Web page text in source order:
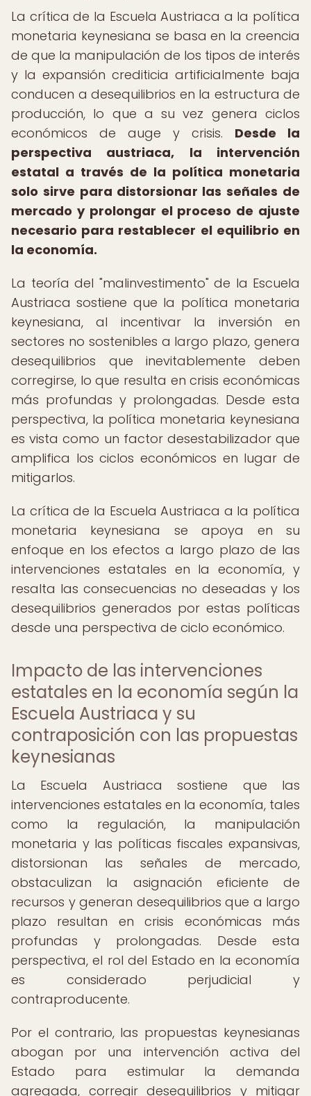
La crítica de la Escuela Austriaca a la política
monetaria keynesiana se basa en la creencia
de que la manipulación de los tipos de interés
y la expansión crediticia artificialmente baja
conducen a desequilibrios en la estructura de
producción, lo que a su vez genera ciclos
económicos de auge y crisis. Desde la
perspectiva austriaca, la intervención
estatal a través de la política monetaria
solo sirve para distorsionar las señales de
mercado y prolongar el proceso de ajuste
necesario para restablecer el equilibrio en
la economía.
La teoría del "malinvestimento" de la Escuela
Austriaca sostiene que la política monetaria
keynesiana, al incentivar la inversión en
sectores no sostenibles a largo plazo, genera
desequilibrios que inevitablemente deben
corregirse, lo que resulta en crisis económicas
más profundas y prolongadas. Desde esta
perspectiva, la política monetaria keynesiana
es vista como un factor desestabilizador que
amplifica los ciclos económicos en lugar de
mitigarlos.
La crítica de la Escuela Austriaca a la política
monetaria keynesiana se apoya en su
enfoque en los efectos a largo plazo de las
intervenciones estatales en la economía, y
resalta las consecuencias no deseadas y los
desequilibrios generados por estas políticas
desde una perspectiva de ciclo económico.
Impacto de las intervenciones
estatales en la economía según la
Escuela Austriaca y su
contraposición con las propuestas
keynesianas
La Escuela Austriaca sostiene que las
intervenciones estatales en la economía, tales
como la regulación, la manipulación
monetaria y las políticas fiscales expansivas,
distorsionan las señales de mercado,
obstaculizan la asignación eficiente de
recursos y generan desequilibrios que a largo
plazo resultan en crisis económicas más
profundas y prolongadas. Desde esta
perspectiva, el rol del Estado en la economía
es considerado perjudicial y
contraproducente.
Por el contrario, las propuestas keynesianas
abogan por una intervención activa del
Estado para estimular la demanda
agregada, corregir desequilibrios y mitigar